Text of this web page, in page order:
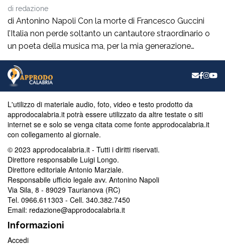
di redazione
di Antonino Napoli Con la morte di Francesco Guccini
l’Italia non perde soltanto un cantautore straordinario o
un poeta della musica ma, per la mia generazione
cresciuta nella sinistra degli anni Ottanta e Novanta, se
ne va un autentico riferimento culturale, uno di quei
maestri che hanno insegnato a pensare prima ancora
L'utilizzo di materiale audio, foto, video e testo prodotto da
approdocalabria.it potrà essere utilizzato da altre testate o siti
internet se e solo se venga citata come fonte approdocalabria.it
con collegamento al giornale.
© 2023 approdocalabria.it - Tutti i diritti riservati.
Direttore responsabile Luigi Longo.
Direttore editoriale Antonio Marziale.
Responsabile ufficio legale avv. Antonino Napoli
Via Sila, 8 - 89029 Taurianova (RC)
Tel. 0966.611303 - Cell. 340.382.7450
Email: redazione@approdocalabria.it
Informazioni
Accedi